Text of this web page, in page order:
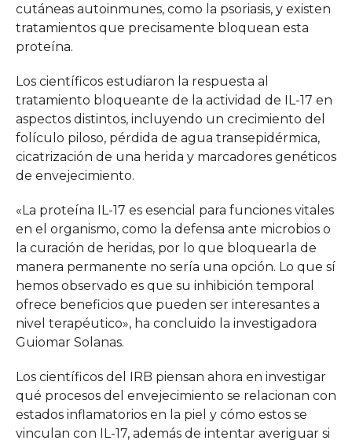
cutáneas autoinmunes, como la psoriasis, y existen
tratamientos que precisamente bloquean esta
proteína.
Los científicos estudiaron la respuesta al
tratamiento bloqueante de la actividad de IL-17 en
aspectos distintos, incluyendo un crecimiento del
folículo piloso, pérdida de agua transepidérmica,
cicatrización de una herida y marcadores genéticos
de envejecimiento.
«La proteína IL-17 es esencial para funciones vitales
en el organismo, como la defensa ante microbios o
la curación de heridas, por lo que bloquearla de
manera permanente no sería una opción. Lo que sí
hemos observado es que su inhibición temporal
ofrece beneficios que pueden ser interesantes a
nivel terapéutico», ha concluido la investigadora
Guiomar Solanas.
Los científicos del IRB piensan ahora en investigar
qué procesos del envejecimiento se relacionan con
estados inflamatorios en la piel y cómo estos se
vinculan con IL-17, además de intentar averiguar si